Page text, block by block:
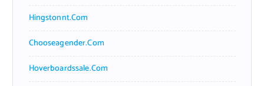
Hingstonnt.com
Chooseagender.com
Hoverboardssale.com